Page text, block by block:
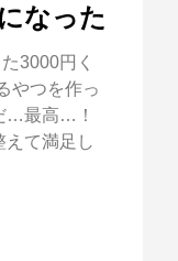
なった
3000円く
やつを作っ
…最高…！
えて満足し